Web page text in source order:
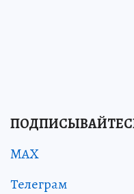
MAX
Телеграм